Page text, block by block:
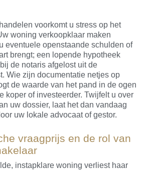
voorkomt u stress op het
woning verkoopklaar maken
eventuele openstaande schulden of
brengt; een lopende hypotheek
de notaris afgelost uit de
Wie zijn documentatie netjes op
de waarde van het pand in de ogen
koper of investeerder. Twijfelt u over
uw dossier, laat het dan vandaag
uw lokale advocaat of gestor.
vraagprijs en de rol van
instapklare woning verliest haar